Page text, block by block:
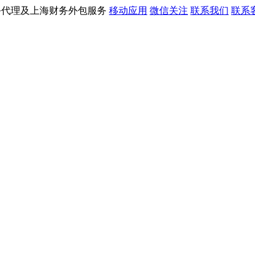
理及上海财务外包服务 移动应用 微信关注 联系我们 联系